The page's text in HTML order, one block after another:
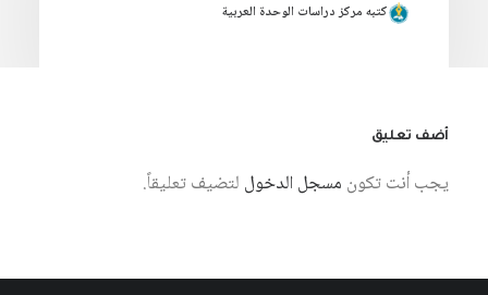
كتبه مركز دراسات الوحدة العربية
أضف تعليق
يجب أنت تكون مسجل الدخول لتضيف تعليقاً.